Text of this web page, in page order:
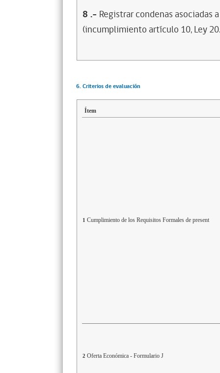
8 .- Registrar condenas asociadas
(incumplimiento artículo 10, Ley
6. Criterios de evaluación
Ítem
1 Cumplimiento de los Requisitos Formales de present
2 Oferta Económica - Formulario J